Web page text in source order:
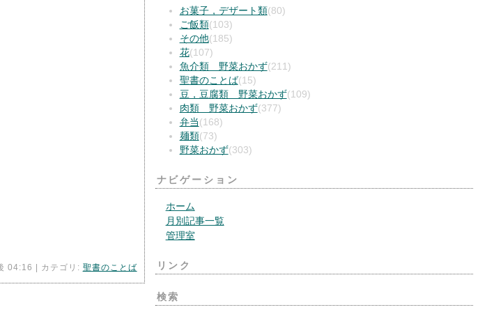
04:16 | カテゴリ: 聖書のことば
お菓子，デザート類(80)
ご飯類(103)
その他(185)
花(107)
魚介類 野菜おかず(211)
聖書のことば(15)
豆，豆腐類 野菜おかず(109)
肉類 野菜おかず(377)
弁当 (168)
麺類(73)
野菜おかず(303)
ナビゲーション
ホーム
月別記事一覧
管理室
リンク
検索